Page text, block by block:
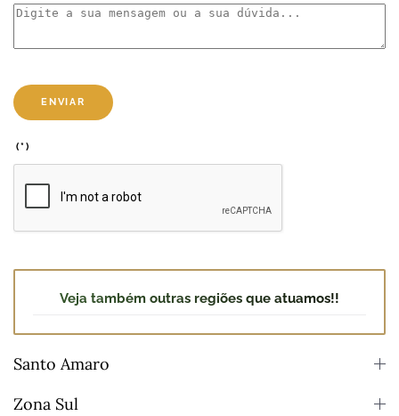
ENVIAR
(*)
Veja também outras regiões que atuamos!!
Santo Amaro
Zona Sul